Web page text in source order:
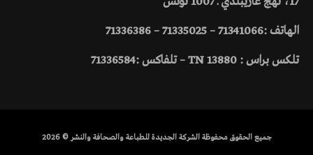
الهاتف :71341066 – 71335025 – 71336386
تلكس براس : 13880 TN – تلفاكس :71336584
جميع الحقوق محفوظة الشركة الجديدة للطباعة والصحافة والنشر © 2026